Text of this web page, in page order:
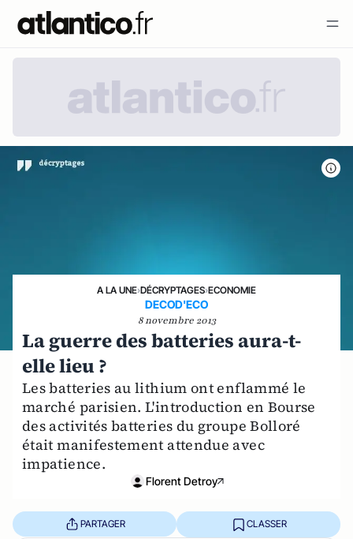
A LA UNE›DÉCRYPTAGES›ECONOMIE
DECOD'ECO
8 novembre 2013
La guerre des batteries aura-t-
elle lieu ?
Les batteries au lithium ont enflammé le
marché parisien. L'introduction en Bourse
des activités batteries du groupe Bolloré
était manifestement attendue avec
impatience.
Florent Detroy
PARTAGER CLASSER